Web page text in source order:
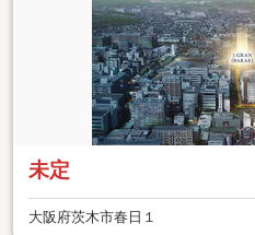
未定
大阪府茨木市春日１